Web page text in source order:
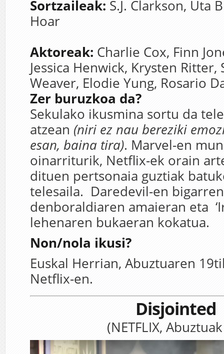
Sortzaileak: S.J. Clarkson, Uta
Hoar
Aktoreak: Charlie Cox, Finn
Jessica Henwick, Krysten Ritter,
Weaver, Elodie Yung, Rosario
Zer buruzkoa da?
Sekulako ikusmina sortu da
atzean (niri ez nau bereziki
esan, baina tira). Marvel-en
oinarriturik, Netflix-ek orain
dituen pertsonaia guztiak
telesaila. Daredevil-en bigarren
denboraldiaren amaieran eta
lehenaren bukaeran kokatua.
Non/nola ikusi?
Euskal Herrian, Abuztuaren
Netflix-en.
Disjointed
(NETFLIX,